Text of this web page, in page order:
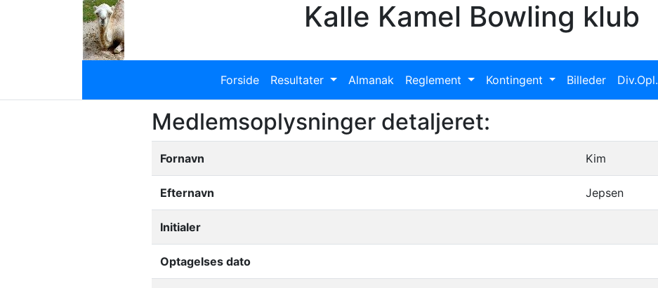
Kalle Kamel Bowling klub
Forside Resultater Almanak Reglement Kontingent Billeder Div.Opl.
Medlemsoplysninger detaljeret:
Fornavn Kim
Efternavn Jepsen
Initialer
Optagelses dato